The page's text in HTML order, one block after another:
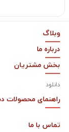
وبلاگ
درباره ما
بخش مشتریان
دانلود
راهنمای
تماس با ما